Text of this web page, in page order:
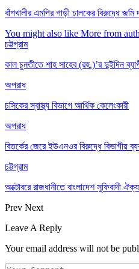
বাঁশখালীর এমপির গাড়ী চালকের বিরুদ্ধে
You might also like More from
চট্টগ্রাম
কাল চুনতীতে শাহ সাহেব (রহ.)’র দুইদিন
অপরাধ
চসিকের স্বাস্থ্য বিভাগে আর্থিক কেলেংকারী
অপরাধ
বিতর্কের জেরে ইউএনওর বিরুদ্ধে বিভাগীয়
চট্টগ্রাম
অক্টোবরে রাজধানীতে বাংলাদেশ সুফিবাদী
Prev Next
Leave A Reply
Your email address will not be